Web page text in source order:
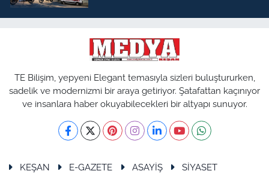
TE Bilişim, yepyeni Elegant temasıyla sizleri buluştururken,
sadelik ve modernizmi bir araya getiriyor. Şatafattan kaçınıyor
ve insanlara haber okuyabilecekleri bir altyapı sunuyor.
KEŞAN E-GAZETE ASAYİŞ
SİYASET